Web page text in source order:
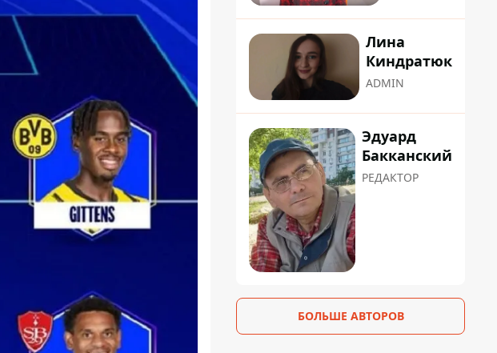
Лина
Киндратюк
ADMIN
Эдуард
Бакканский
РЕДАКТОР
БОЛЬШЕ АВТОРОВ